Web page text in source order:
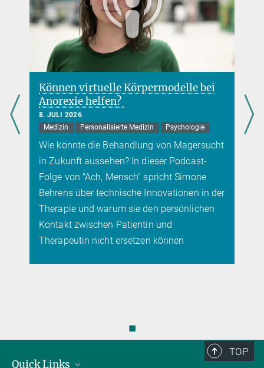
die Wissenschaft zur Bewältigung dieser Krise leisten? Auf dieser
Themenseite sammeln wir Beiträge aus verschiedenen
Forschungsfeldern an Max-Planck-Instituten zur Corona-
mehr
Können virtuelle Körpermodelle bei
Anorexie helfen?
8. JULI 2026
Medizin
Personalisierte Medizin Psychologie
Wie könnte die Behandlung von Magersucht
in Zukunft aussehen? In dieser Podcast-
Folge von "Ach, Mensch" spricht Simone
Behrens über technische Innovationen in der
Therapie und warum sie den persönlichen
Kontakt zwischen Patientin und
Therapeutin nicht ersetzen können
◼
TOP
Quick Links